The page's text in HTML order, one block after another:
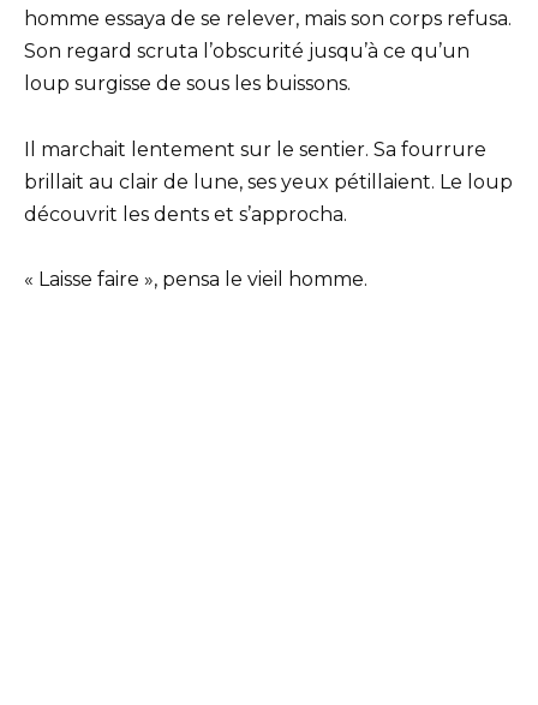
homme essaya de se relever, mais son corps refusa.
Son regard scruta l’obscurité jusqu’à ce qu’un
loup surgisse de sous les buissons.
Il marchait lentement sur le sentier. Sa fourrure
brillait au clair de lune, ses yeux pétillaient. Le loup
découvrit les dents et s’approcha.
« Laisse faire », pensa le vieil homme.